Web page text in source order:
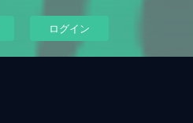
ログイン